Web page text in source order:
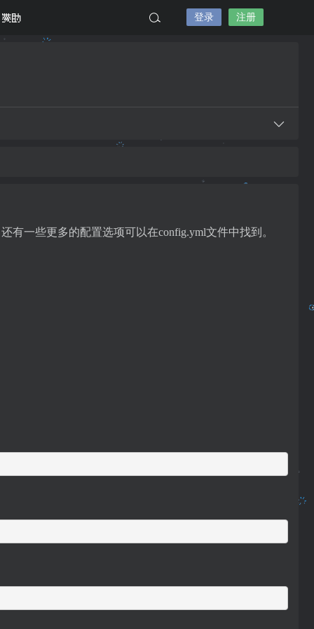
赞助 登录 注册
有一些更多的配置选项可以在config.yml文件中找到。